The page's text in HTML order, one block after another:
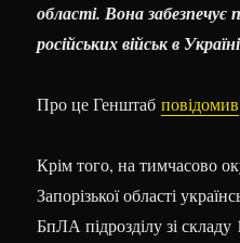
області. Вона забезпечує
російських військ в
Про це Генштабповідомив
Крім того, на тимчасово
Запорізької області
БпЛА підрозділу зі складу